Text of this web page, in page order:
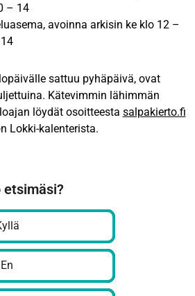
– 14
avoinna arkisin ke klo 12 –
sattuu pyhäpäivä, ovat
Kätevimmin lähimmän
löydät osoitteesta salpakierto.fi
Lokki-kalenterista.
En